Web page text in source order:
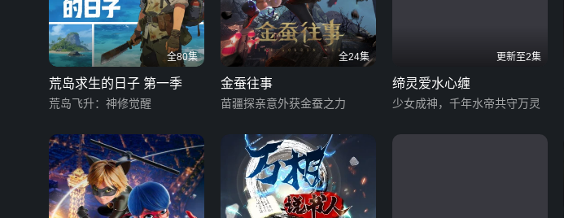
全80集
荒岛求生的日子 第一季
荒岛飞升：神修觉醒
全24集
金蚕往事
苗疆探亲意外获金蚕之力
更新至2集
缔灵爱水心缠
少女成神，千年水帝共守万灵